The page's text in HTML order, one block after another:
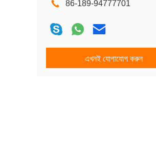
86-189-94777701
এখনই যোগাযোগ করুন